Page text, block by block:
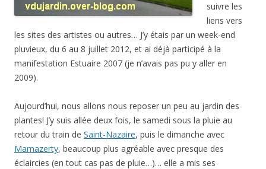
suivre les
liens vers
les sites des artistes ou autres… J’y étais par un week-end
pluvieux, du 6 au 8 juillet 2012, et ai déjà participé à la
manifestation Estuaire 2007 (je n’avais pas pu y aller en
2009).
Aujourd’hui, nous allons nous reposer un peu au jardin des
plantes! J’y suis allée deux fois, le samedi sous la pluie au
retour du train de Saint-Nazaire, puis le dimanche avec
Mamazerty, beaucoup plus agréable avec presque des
éclaircies (en tout cas pas de pluie…)… elle a mis ses